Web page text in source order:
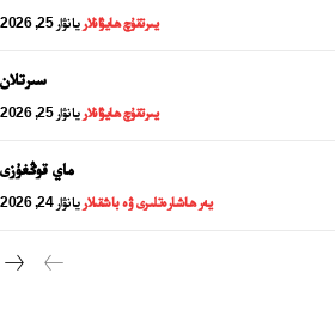
يىرتقۇچ ھايۋانلار يانۋار 25, 2026
سىرتلان
يىرتقۇچ ھايۋانلار يانۋار 25, 2026
ماي قوڭغۇزى
يەر ھاشارەتلىرى ۋە باشقىلار يانۋار 24, 2026